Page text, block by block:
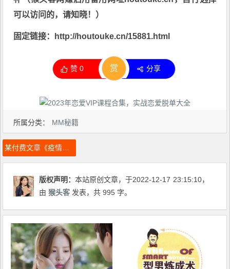
可以访问的，请知晓！）
固定链接：http://houtouke.cn/15881.html
赞0 赏 分享
所属分类： MM秘籍
版权声明：本站原创文章，于2022-12-17 23:15:10，
由猴头客 发表，共 995 字。